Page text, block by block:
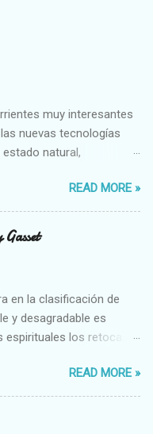
muy interesantes
nuevas tecnologías
natural,
READ MORE »
en la clasificación de
y desagradable es
los retoca.
Enfermo Selecto-
3 ESPIRITUALES a)
Aproximado
READ MORE »